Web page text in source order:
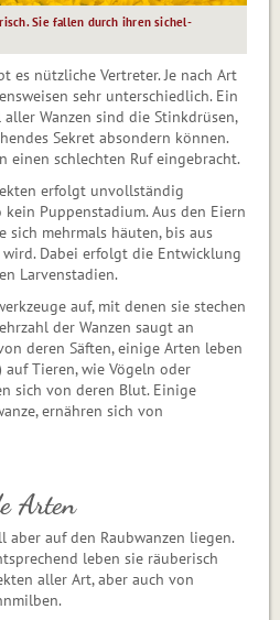
Sie fallen durch ihren sichel­
es nützliche Vertreter. Je nach Art
sehr unterschiedlich. Ein
Wanzen sind die Stinkdrüsen,
Sekret absondern können.
einen schlechten Ruf eingebracht.
erfolgt unvollständig
Puppenstadium. Aus den Eiern
sich mehrmals häuten, bis aus
Dabei erfolgt die Entwicklung
Larvenstadien.
auf, mit denen sie stechen
der Wanzen saugt an
deren Säften, einige Arten leben
Tieren, wie Vögeln oder
sich von deren Blut. Einige
ernähren sich von
Arten
aber auf den Raubwanzen liegen.
leben sie räuberisch
aller Art, aber auch von